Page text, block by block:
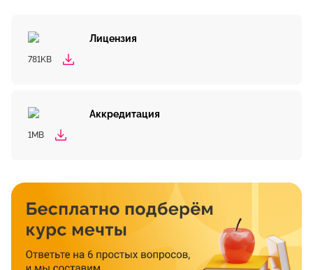
Лицензия
781KB
Аккредитация
1MB